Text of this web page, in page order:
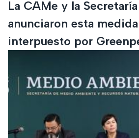
La CAMe y la
anunciaron esta
interpuesto por